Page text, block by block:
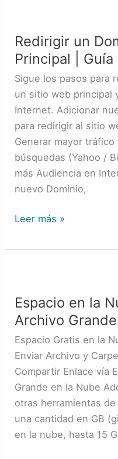
Redirigir un
Principal | Guía
Sigue los pasos para
un sitio web principal
Internet. Adicionar
para redirigir al sitio
Generar mayor
búsquedas (Yahoo /
más Audiencia en
nuevo Dominio,
Dominio
al
Sitio
Principal
Guía
Leer más »
Espacio en la
Archivo
Espacio Gratis en la
Enviar Archivo y
Compartir Enlace vía
Grande en la Nube
otras herramientas
una cantidad en GB
en la nube, hasta 15
la
Nube
y
Enviar
Archivo
Grande
Gratis